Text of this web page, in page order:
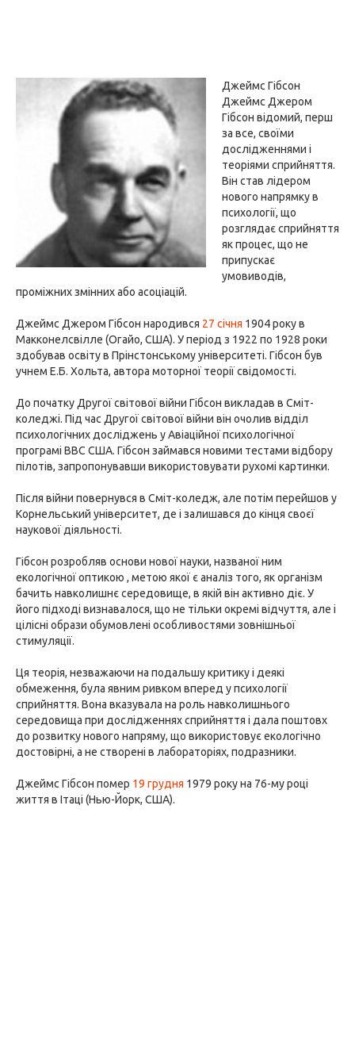
Джеймс Гібсон
Джеймс Джером
Гібсон відомий, перш
за все, своїми
дослідженнями і
теоріями сприйняття.
Він став лідером
нового напрямку в
психології, що
розглядає сприйняття
як процес, що не
припускає
умовиводів,
проміжних змінних або асоціацій.
Джеймс Джером Гібсон народився 27 січня 1904 року в
Макконелсвілле (Огайо, США). У період з 1922 по 1928 роки
здобував освіту в Прінстонському університеті. Гібсон був
учнем Е.Б. Хольта, автора моторної теорії свідомості.
До початку Другої світової війни Гібсон викладав в Сміт-
коледжі. Під час Другої світової війни він очолив відділ
психологічних досліджень у Авіаційної психологічної
програмі ВВС США. Гібсон займався новими тестами відбору
пілотів, запропонувавши використовувати рухомі картинки.
Після війни повернувся в Сміт-коледж, але потім перейшов у
Корнельський університет, де і залишався до кінця своєї
наукової діяльності.
Гібсон розробляв основи нової науки, названої ним
екологічної оптикою , метою якої є аналіз того, як організм
бачить навколишнє середовище, в якій він активно діє. У
його підході визнавалося, що не тільки окремі відчуття, але і
цілісні образи обумовлені особливостями зовнішньої
стимуляції.
Ця теорія, незважаючи на подальшу критику і деякі
обмеження, була явним ривком вперед у психології
сприйняття. Вона вказувала на роль навколишнього
середовища при дослідженнях сприйняття і дала поштовх
до розвитку нового напряму, що використовує екологічно
достовірні, а не створені в лабораторіях, подразники.
Джеймс Гібсон помер 19 грудня 1979 року на 76-му році
життя в Ітаці (Нью-Йорк, США).